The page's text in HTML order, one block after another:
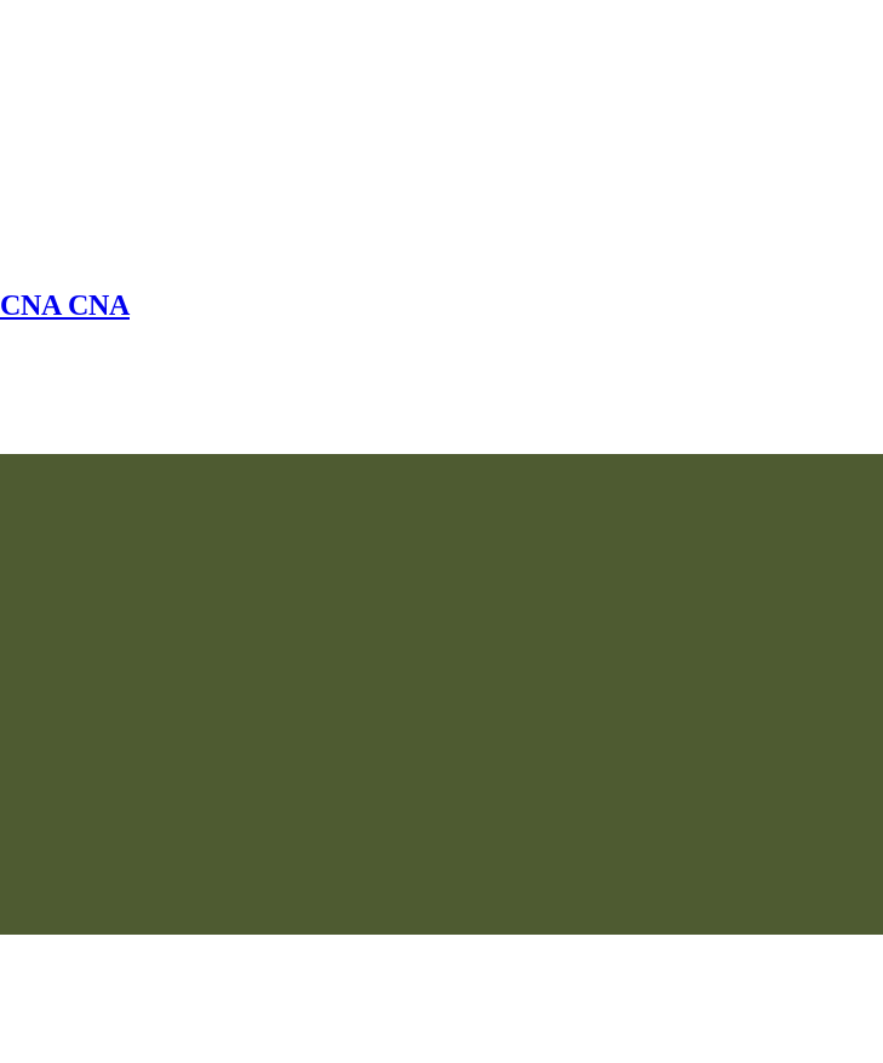
CNA CNA